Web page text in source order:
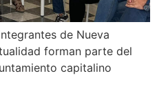
de Nueva
forman parte del
capitalino